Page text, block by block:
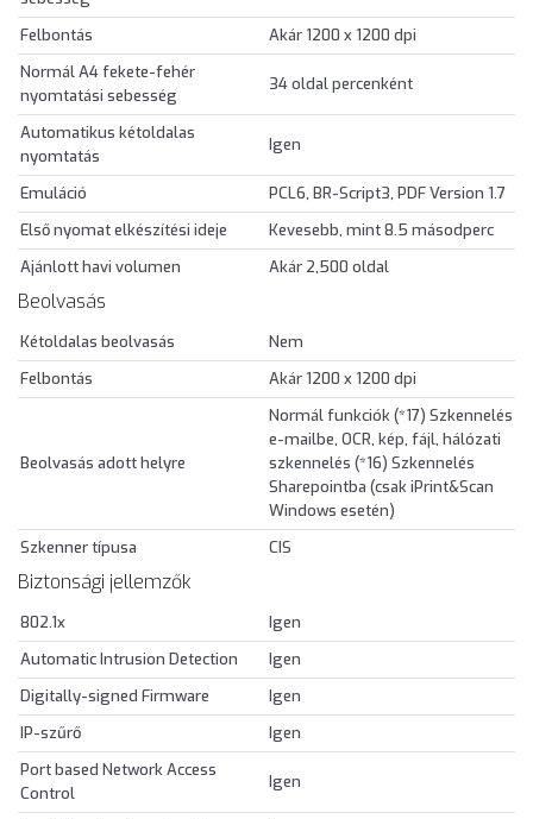
Felbontás
Akár 1200 x 1200 dpi
Normál A4 fekete-fehér
nyomtatási sebesség
34 oldal percenként
Automatikus kétoldalas
nyomtatás
Igen
Emuláció
PCL6, BR-Script3, PDF Version 1.7
Első nyomat elkészítési ideje
Kevesebb, mint 8.5 másodperc
Ajánlott havi volumen
Akár 2,500 oldal
Beolvasás
Kétoldalas beolvasás
Nem
Felbontás
Akár 1200 x 1200 dpi
Beolvasás adott helyre
Normál funkciók (*17) Szkennelés
e-mailbe, OCR, kép, fájl, hálózati
szkennelés (*16) Szkennelés
Sharepointba (csak iPrint&Scan
Windows esetén)
Szkenner típusa
CIS
Biztonsági jellemzők
802.1x
Igen
Automatic Intrusion Detection
Igen
Digitally-signed Firmware
Igen
IP-szűrő
Igen
Port based Network Access
Control
Igen